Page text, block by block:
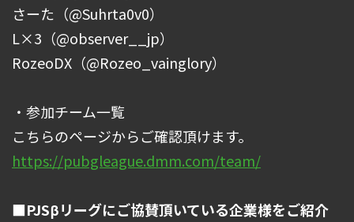
さーた（@Suhrta0v0）
L×3（@observer__jp）
RozeoDX（@Rozeo_vainglory）
・参加チーム一覧
こちらのページからご確認頂けます。
https://pubgleague.dmm.com/team/
■PJSβリーグにご協賛頂いている企業様をご紹介